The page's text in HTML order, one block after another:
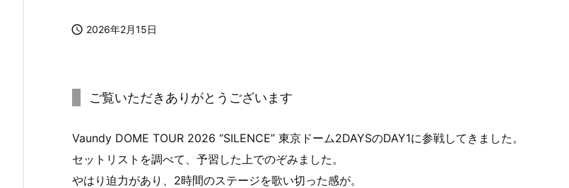
 2026年2月15日
ご覧いただきありがとうございます
Vaundy DOME TOUR 2026 “SILENCE” 東京ドーム2DAYSのDAY1に参戦してきました。
セットリストを調べて、予習した上でのぞみました。
やはり迫力があり、2時間のステージを歌い切った感が。